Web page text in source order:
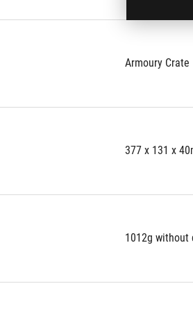
Armoury Crate
377 x 131 x
1012g without